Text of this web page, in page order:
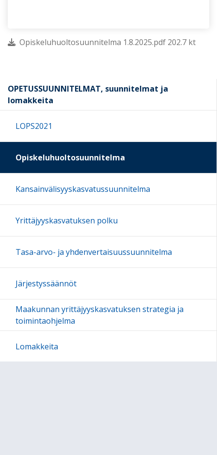
Opiskeluhuoltosuunnitelma 1.8.2025.pdf 202.7 kt
OPETUSSUUNNITELMAT, suunnitelmat ja
lomakkeita
LOPS2021
Opiskeluhuoltosuunnitelma
Kansainvälisyyskasvatussuunnitelma
Yrittäjyyskasvatuksen polku
Tasa-arvo- ja yhdenvertaisuussuunnitelma
Järjestyssäännöt
Maakunnan yrittäjyyskasvatuksen strategia ja
toimintaohjelma
Lomakkeita